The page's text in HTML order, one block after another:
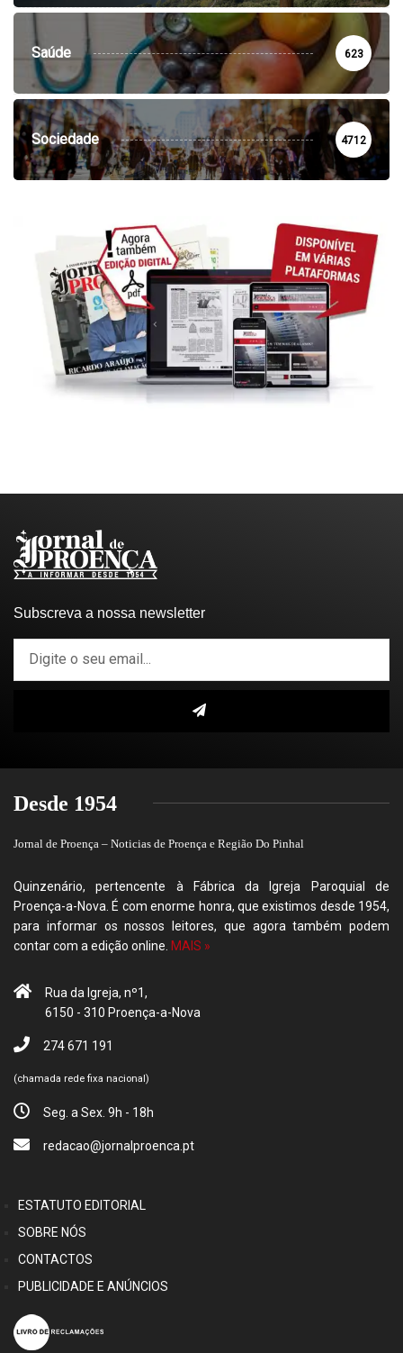
Saúde 623
Sociedade 4712
Subscreva a nossa newsletter
Desde 1954
Jornal de Proença – Noticias de Proença e Região Do Pinhal
Quinzenário, pertencente à Fábrica da Igreja Paroquial de
Proença-a-Nova. É com enorme honra, que existimos desde 1954,
para informar os nossos leitores, que agora também podem
contar com a edição online. MAIS »
Rua da Igreja, nº1,
6150 - 310 Proença-a-Nova
274 671 191
(chamada rede fixa nacional)
Seg. a Sex. 9h - 18h
redacao@jornalproenca.pt
ESTATUTO EDITORIAL
SOBRE NÓS
CONTACTOS
PUBLICIDADE E ANÚNCIOS